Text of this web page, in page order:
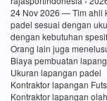
24 Nov 2026 — Tim ahli
padel sesuai dengan
dengan kebutuhan
Orang lain juga
Biaya pembuatan
Ukuran lapangan padel
Kontraktor lapangan
Kontraktor lapangan olah